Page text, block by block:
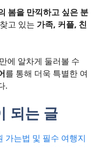
봄을 만끽하고 싶은 분
고 있는 가족, 커플, 친
에 알차게 둘러볼 수
를 통해 더욱 특별한 여
.
되는 글
가는법 및 필수 여행지